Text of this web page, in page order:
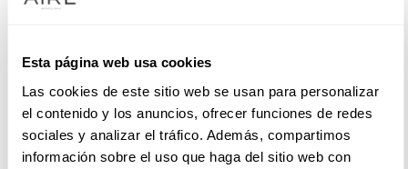
Esta página web usa cookies
Las cookies de este sitio web se usan para personalizar
el contenido y los anuncios, ofrecer funciones de redes
sociales y analizar el tráfico. Además, compartimos
información sobre el uso que haga del sitio web con